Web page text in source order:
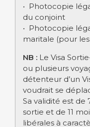
• Photocopie
du conjoint
• Photocopie
maritale (pour
NB : Le Visa
ou plusieurs
détenteur d’un
voudrait se
Sa validité est de
sortie et de 11
libérales à